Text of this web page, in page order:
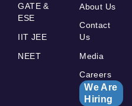
GATE &
ESE
IIT JEE
NEET
About Us
Contact
Us
Media
Careers
We Are
Hiring